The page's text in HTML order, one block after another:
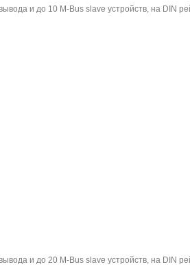
и до 10 M-Bus slave устройств, на DIN
и до 20 M-Bus slave устройств, на DIN